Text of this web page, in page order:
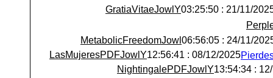
21/11/2025 :
GratiaVitaeJowlY
24/11/2025 :
MetabolicFreedomJowl
08/12/2025 : 12:56:41
LasMujeresPDFJowlY
12/
NightingalePDFJowlY